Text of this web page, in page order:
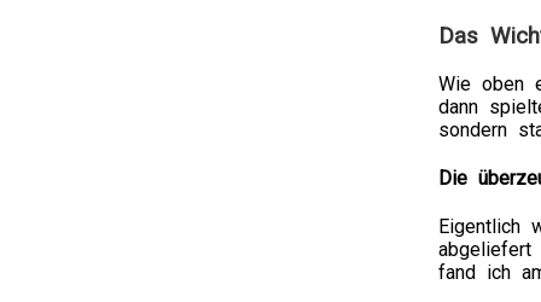
Das
Wie oben
dann
sondern
Die
Eigentlich
fand ich